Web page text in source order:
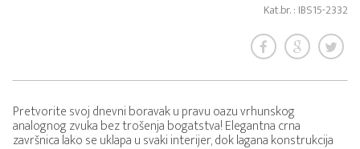
Kat.br. : IBS15-2332
Pretvorite svoj dnevni boravak u pravu oazu vrhunskog
analognog zvuka bez trošenja bogatstva! Elegantna crna
završnica lako se uklapa u svaki interijer, dok lagana konstrukcija